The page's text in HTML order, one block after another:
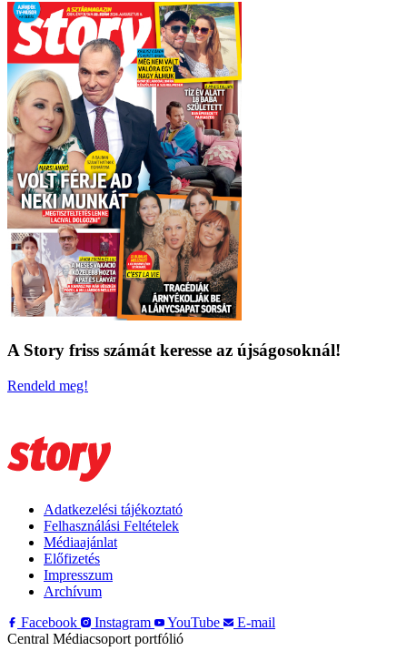
A Story friss számát keresse az újságosoknál!
Rendeld meg!
Adatkezelési tájékoztató
Felhasználási Feltételek
Médiaajánlat
Előfizetés
Impresszum
Archívum
Facebook
Instagram YouTube
E-mail
Central Médiacsoport portfólió